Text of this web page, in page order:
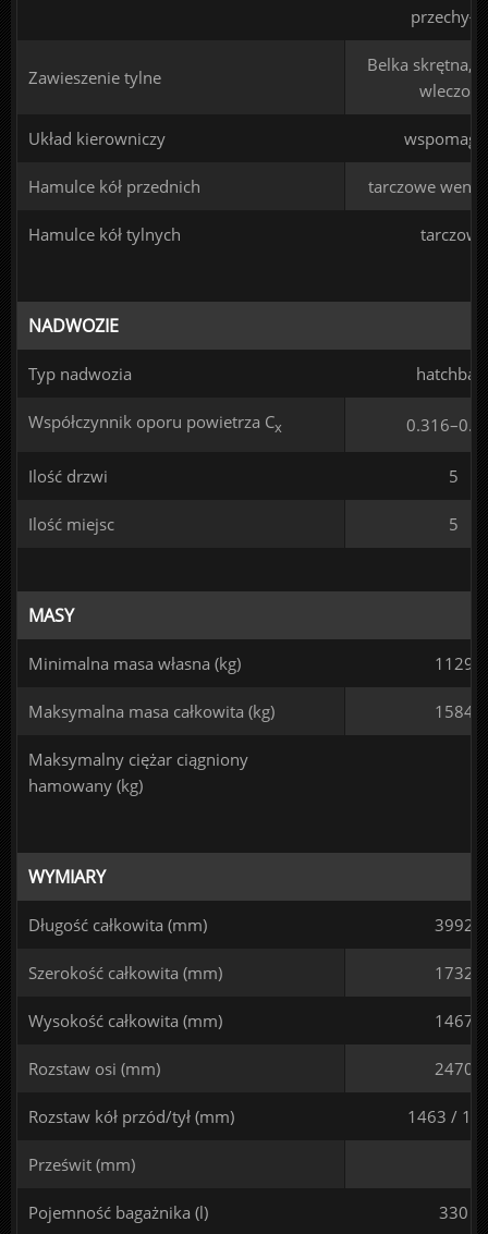
Zawieszenie tylne
Belka skrętna,
wleczone
Układ kierowniczy
Hamulce kół przednich tarczowe
Hamulce kół tylnych tarczowe
NADWOZIE
Typ nadwozia
Współczynnik oporu powietrza Cx
Ilość drzwi 5
Ilość miejsc 5
MASY
Minimalna masa własna (kg) 1129
Maksymalna masa całkowita (kg) 1584
Maksymalny ciężar ciągniony
hamowany (kg)
WYMIARY
Długość całkowita (mm) 3992
Szerokość całkowita (mm) 1732
Wysokość całkowita (mm) 1467
Rozstaw osi (mm) 2470
Rozstaw kół przód/tył (mm) 1463 /
Prześwit (mm)
Pojemność bagażnika (l) 330